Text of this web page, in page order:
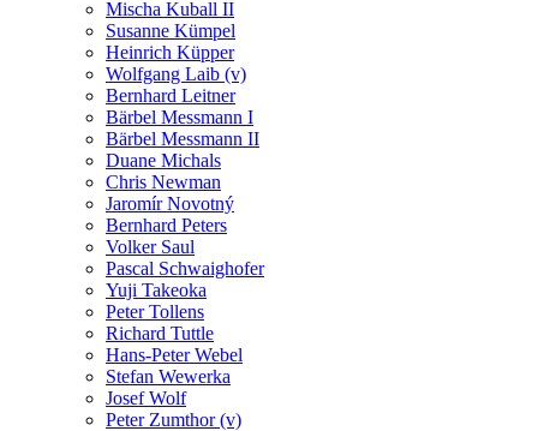
Mischa Kuball II
Susanne Kümpel
Heinrich Küpper
Wolfgang Laib (v)
Bernhard Leitner
Bärbel Messmann I
Bärbel Messmann II
Duane Michals
Chris Newman
Jaromír Novotný
Bernhard Peters
Volker Saul
Pascal Schwaighofer
Yuji Takeoka
Peter Tollens
Richard Tuttle
Hans-Peter Webel
Stefan Wewerka
Josef Wolf
Peter Zumthor (v)